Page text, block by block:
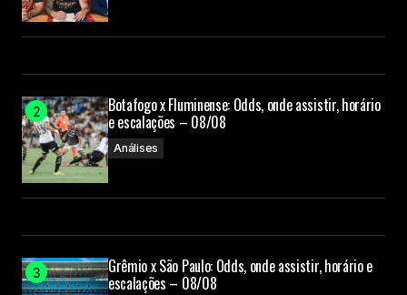
Botafogo x Fluminense: Odds, onde assistir, horário
e escalações – 08/08
Análises
Grêmio x São Paulo: Odds, onde assistir, horário e
escalações – 08/08